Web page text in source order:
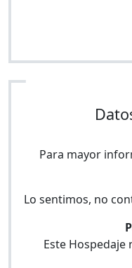
Para mayor
Lo sentimos, no
Este Hospedaje